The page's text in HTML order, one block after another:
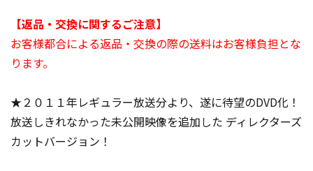
【返品・交換に関するご注意】
お客様都合による返品・交換の際の送料はお客様負担とな
ります。
★２０１１年レギュラー放送分より、遂に待望のDVD化！
放送しきれなかった未公開映像を追加した ディレクターズ
カットバージョン！